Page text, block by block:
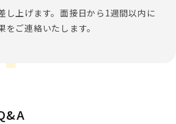
し上げます。面接日から1週間以内に
ご連絡いたします。